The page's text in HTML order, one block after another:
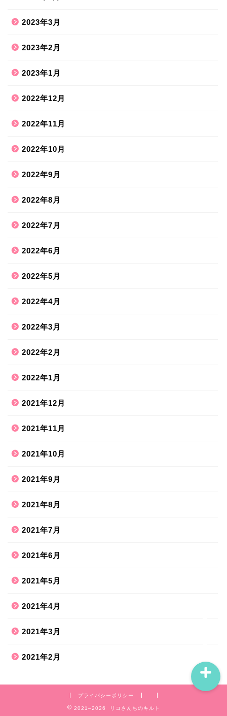
2023年3月
2023年2月
2023年1月
2022年12月
2022年11月
2022年10月
2022年9月
2022年8月
2022年7月
2022年6月
2022年5月
2022年4月
2022年3月
2022年2月
2022年1月
2021年12月
2021年11月
2021年10月
2021年9月
2021年8月
2021年7月
2021年6月
2021年5月
2021年4月
2021年3月
2021年2月
プライバシーポリシー
2021–2026 リコさんちのキルト